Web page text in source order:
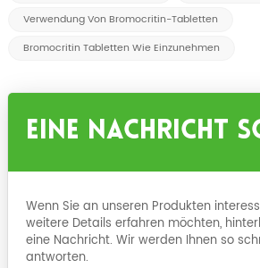
Verwendung Von Bromocritin-Tabletten
Bromocritin Tabletten Wie Einzunehmen
Eine Nachricht
Wenn Sie an unseren Produkten
weitere Details erfahren möchten,
eine Nachricht. Wir werden Ihnen so
antworten.